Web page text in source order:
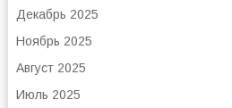
Декабрь 2025
Ноябрь 2025
Август 2025
Июль 2025